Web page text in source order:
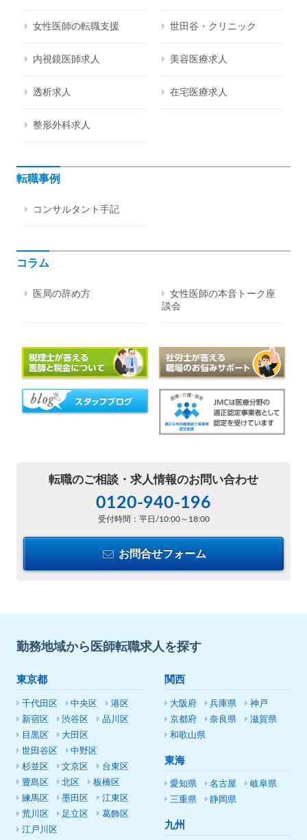
女性医師の転職支援 世田谷・クリニック
内視鏡医師求人 美容医療求人
透析求人 在宅医療求人
整形外科求人
転職事例
コンサルタント手記
コラム
医局の辞め方
女性医師の本音トーク座
談会
転職のご相談・ 求人情報のお問い合わせ
0120-940-196
受付時間：平日/10:00～18:00
お問合せフォーム
勤務地域から医師転職求人を探す
東京都
千代田区 中央区
港区
新宿区
渋谷区
品川区
目黒区
大田区
世田谷区
中野区
杉並区
文京区
台東区
豊島区
北区
板橋区
練馬区
墨田区
江東区
荒川区
足立区
葛飾区
江戸川区
関西
大阪府 兵庫県
神戸
京都府
奈良県
滋賀県
和歌山県
東海
愛知県 名古屋
岐阜県
三重県
静岡県
九州